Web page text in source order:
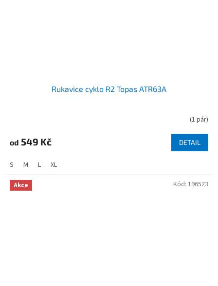
Rukavice cyklo R2 Topas ATR63A
(1 pár)
od 549 Kč DETAIL
S M L XL
Akce Kód: 196523